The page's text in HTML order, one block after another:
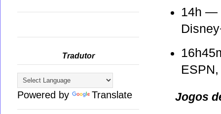
14h —
Jogos
Tradutor
Powered by Translate